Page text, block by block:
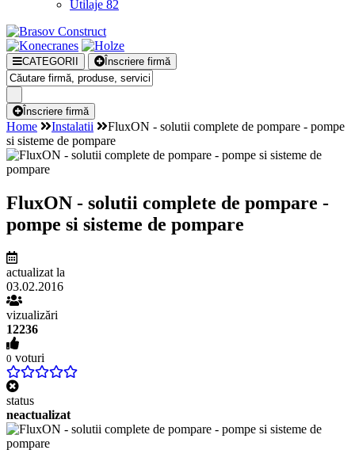
Utilaje 82
CATEGORII Înscriere firmă
Înscriere firmă
Home Instalatii
FluxON - solutii complete de pompare - pompe
si sisteme de pompare
FluxON - solutii complete de pompare -
pompe si sisteme de pompare
actualizat la
03.02.2016
vizualizări
12236
0 voturi
status
neactualizat